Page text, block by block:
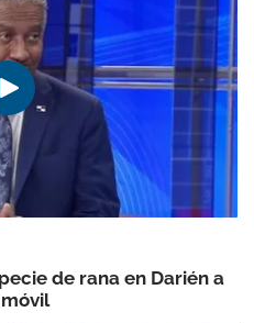
de rana en Darién a